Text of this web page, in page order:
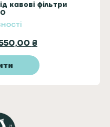
кавові фільтри
₴